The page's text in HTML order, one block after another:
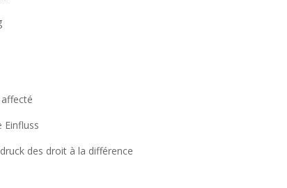
Einfluss
des droit à la différence